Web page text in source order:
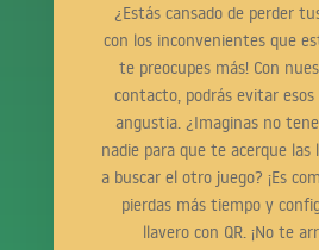
¿Estás cansado de perder
con los inconvenientes que
te preocupes más! Con
contacto, podrás evitar
angustia. ¿Imaginas no
nadie para que te acerque las
a buscar el otro juego? ¡Es
pierdas más tiempo y
llavero con QR. ¡No te